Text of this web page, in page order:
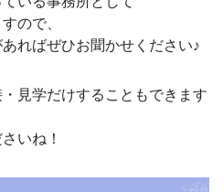
ので、
ればぜひお聞かせください♪
見学だけすることもできます
いね！